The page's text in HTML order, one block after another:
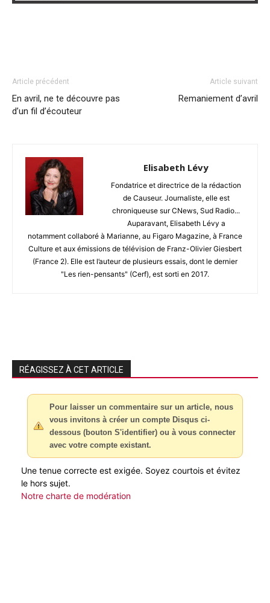
Article précédent
En avril, ne te découvre pas
d’un fil d’écouteur
Article suivant
Remaniement d’avril
Elisabeth Lévy
Fondatrice et directrice de la rédaction
de Causeur. Journaliste, elle est
chroniqueuse sur CNews, Sud Radio...
Auparavant, Elisabeth Lévy a
notamment collaboré à Marianne, au Figaro Magazine, à France
Culture et aux émissions de télévision de Franz-Olivier Giesbert
(France 2). Elle est l’auteur de plusieurs essais, dont le dernier
"Les rien-pensants" (Cerf), est sorti en 2017.
RÉAGISSEZ À CET ARTICLE
Pour laisser un commentaire sur un article, nous
vous invitons à créer un compte Disqus ci-
dessous (bouton S'identifier) ou à vous connecter
avec votre compte existant.
Une tenue correcte est exigée. Soyez courtois et évitez
le hors sujet.
Notre charte de modération